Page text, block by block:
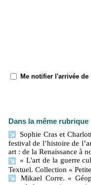
Me notifier l'arrivée
Dans la même rubrique
Sophie Cras et
festival de l’histoire de
art : de la Renaissance à
« L'art de la guerre
Textuel. Collection «
Mikael Corre. «